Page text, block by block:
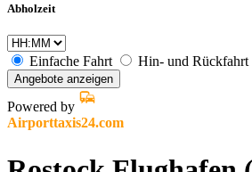
Abholzeit
Einfache Fahrt Hin- und Rückfahrt
Angebote anzeigen
Powered by
Airporttaxis24.com